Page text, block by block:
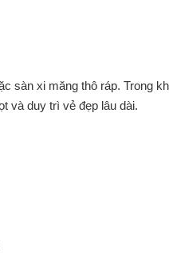
sàn xi măng thô ráp. Trong
và duy trì vẻ đẹp lâu dài.